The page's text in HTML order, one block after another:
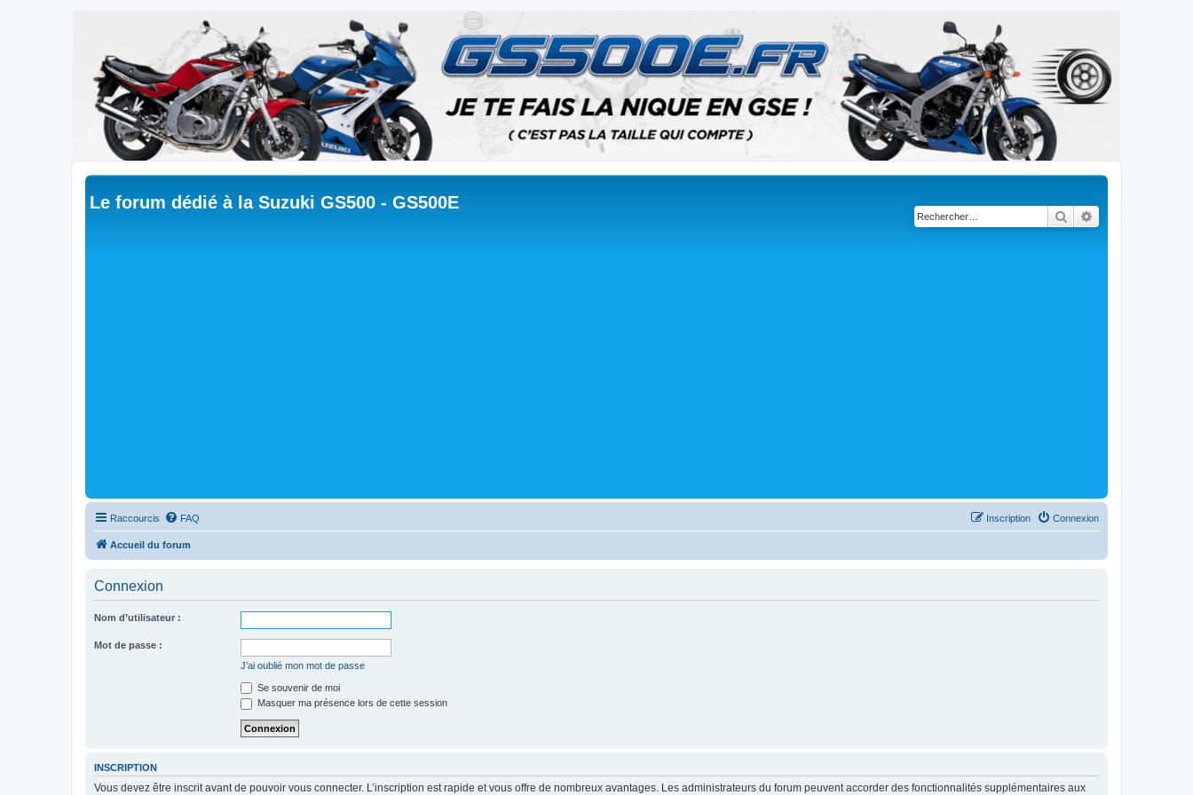
Le forum dédié à la Suzuki GS500 - GS500E
Rechercher
Raccourcis FAQ Connexion
Inscription
Accueil du forum
Connexion
Nom d’utilisateur :
Mot de passe :
J’ai oublié mon mot de passe
Se souvenir de moi
Masquer ma présence lors de cette session
INSCRIPTION
Vous devez être inscrit avant de pouvoir vous connecter. L’inscription est rapide et vous offre de nombreux avantages. Les administrateurs du forum peuvent accorder des fonctionnalités supplémentaires aux